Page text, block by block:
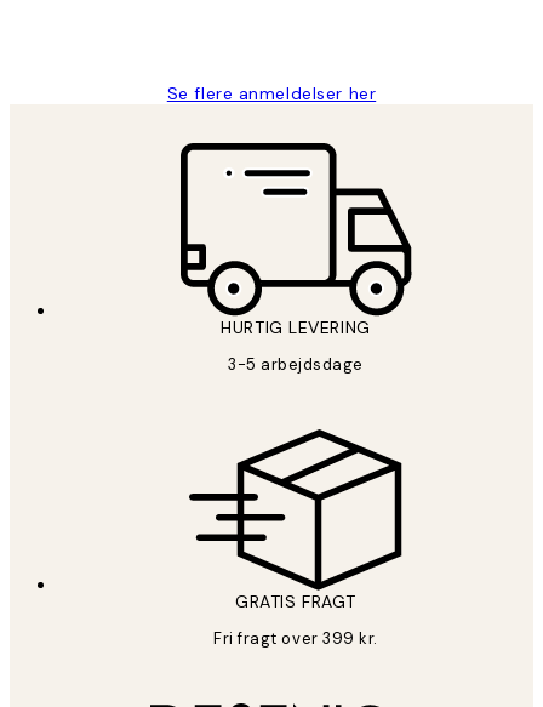
Se flere anmeldelser her
HURTIG LEVERING
3-5 arbejdsdage
GRATIS FRAGT
Fri fragt over 399 kr.